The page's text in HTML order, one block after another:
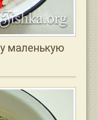
маленькую